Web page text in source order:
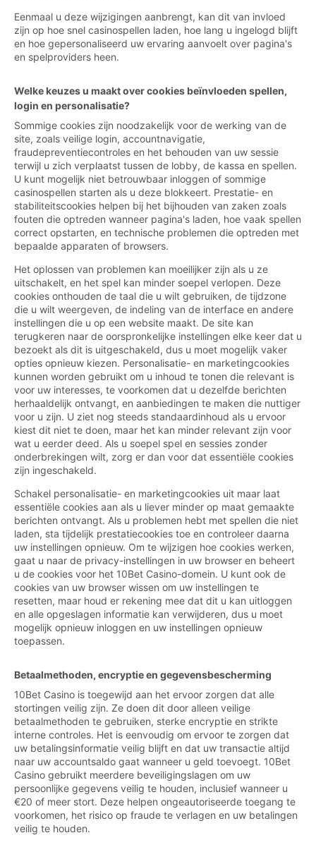
Eenmaal u deze wijzigingen aanbrengt, kan dit van invloed
zijn op hoe snel casinospellen laden, hoe lang u ingelogd blijft
en hoe gepersonaliseerd uw ervaring aanvoelt over pagina's
en spelproviders heen.
Welke keuzes u maakt over cookies beïnvloeden spellen,
login en personalisatie?
Sommige cookies zijn noodzakelijk voor de werking van de
site, zoals veilige login, accountnavigatie,
fraudepreventiecontroles en het behouden van uw sessie
terwijl u zich verplaatst tussen de lobby, de kassa en spellen.
U kunt mogelijk niet betrouwbaar inloggen of sommige
casinospellen starten als u deze blokkeert. Prestatie- en
stabiliteitscookies helpen bij het bijhouden van zaken zoals
fouten die optreden wanneer pagina's laden, hoe vaak spellen
correct opstarten, en technische problemen die optreden met
bepaalde apparaten of browsers.
Het oplossen van problemen kan moeilijker zijn als u ze
uitschakelt, en het spel kan minder soepel verlopen. Deze
cookies onthouden de taal die u wilt gebruiken, de tijdzone
die u wilt weergeven, de indeling van de interface en andere
instellingen die u op een website maakt. De site kan
terugkeren naar de oorspronkelijke instellingen elke keer dat u
bezoekt als dit is uitgeschakeld, dus u moet mogelijk vaker
opties opnieuw kiezen. Personalisatie- en marketingcookies
kunnen worden gebruikt om u inhoud te tonen die relevant is
voor uw interesses, te voorkomen dat u dezelfde berichten
herhaaldelijk ontvangt, en aanbiedingen te maken die nuttiger
voor u zijn. U ziet nog steeds standaardinhoud als u ervoor
kiest dit niet te doen, maar het kan minder relevant zijn voor
wat u eerder deed. Als u soepel spel en sessies zonder
onderbrekingen wilt, zorg er dan voor dat essentiële cookies
zijn ingeschakeld.
Schakel personalisatie- en marketingcookies uit maar laat
essentiële cookies aan als u liever minder op maat gemaakte
berichten ontvangt. Als u problemen hebt met spellen die niet
laden, sta tijdelijk prestatiecookies toe en controleer daarna
uw instellingen opnieuw. Om te wijzigen hoe cookies werken,
gaat u naar de privacy-instellingen in uw browser en beheert
u de cookies voor het 10Bet Casino-domein. U kunt ook de
cookies van uw browser wissen om uw instellingen te
resetten, maar houd er rekening mee dat dit u kan uitloggen
en alle opgeslagen informatie kan verwijderen, dus u moet
mogelijk opnieuw inloggen en uw instellingen opnieuw
toepassen.
Betaalmethoden, encryptie en gegevensbescherming
10Bet Casino is toegewijd aan het ervoor zorgen dat alle
stortingen veilig zijn. Ze doen dit door alleen veilige
betaalmethoden te gebruiken, sterke encryptie en strikte
interne controles. Het is eenvoudig om ervoor te zorgen dat
uw betalingsinformatie veilig blijft en dat uw transactie altijd
naar uw accountsaldo gaat wanneer u geld toevoegt. 10Bet
Casino gebruikt meerdere beveiligingslagen om uw
persoonlijke gegevens veilig te houden, inclusief wanneer u
€20 of meer stort. Deze helpen ongeautoriseerde toegang te
voorkomen, het risico op fraude te verlagen en uw betalingen
veilig te houden.